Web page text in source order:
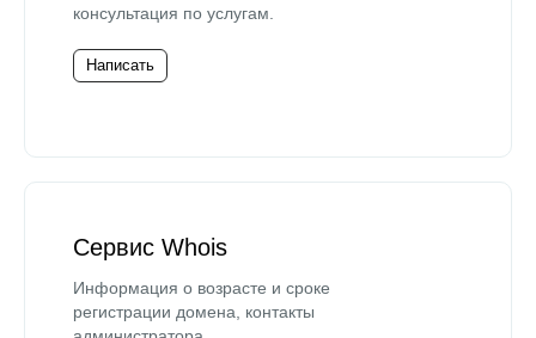
консультация по услугам.
Написать
Сервис Whois
Информация о возрасте и сроке
регистрации домена, контакты